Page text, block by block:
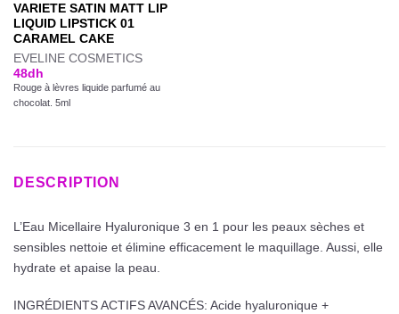
VARIETE SATIN MATT LIP
LIQUID LIPSTICK 01
CARAMEL CAKE
EVELINE COSMETICS
48dh
Rouge à lèvres liquide parfumé au
chocolat. 5ml
DESCRIPTION
L’Eau Micellaire Hyaluronique 3 en 1 pour les peaux sèches et
sensibles nettoie et élimine efficacement le maquillage. Aussi, elle
hydrate et apaise la peau.
INGRÉDIENTS ACTIFS AVANCÉS: Acide hyaluronique +